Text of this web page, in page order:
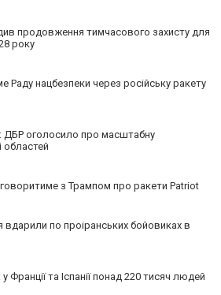
продовження тимчасового захисту для
року
Раду нацбезпеки через російську ракету
ДБР оголосило про масштабну
областей
з Трампом про ракети Patriot
вдарили по проіранських бойовиках в
Франції та Іспанії понад 220 тисяч людей